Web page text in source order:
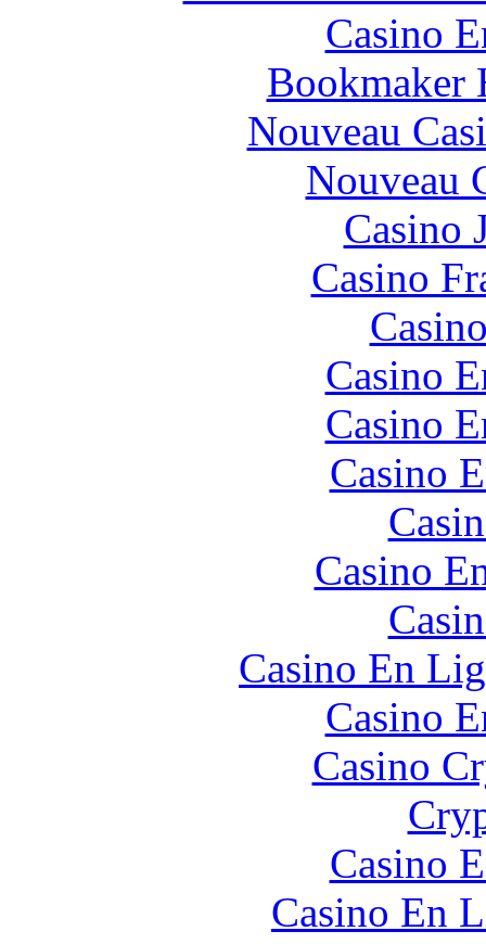
Casino
Bookmaker
Nouveau
Nouveau
Casino
Casino
Casino
Casino
Casino
Casino
Casino En
Casino
Casino
Casino
Casino En